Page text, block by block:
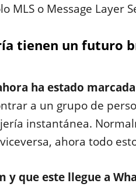
MLS o Message Layer
tienen un futuro
ha estado
a un grupo de
instantánea.
ahora todo
y que este llegue a